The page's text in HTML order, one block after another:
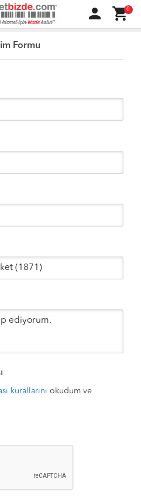
person shopping_cart0
Formu
kurallarını okudum ve